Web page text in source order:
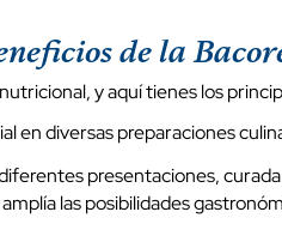
de la
y aquí tienes los
en diversas preparaciones
presentaciones,
las posibilidades